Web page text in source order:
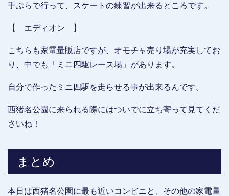
手ぶらで行って、スケートの練習が出来るところです。
【 エディオン 】
こちらも家電量販店ですが、オモチャ売り場が充実してお
り、中でも「ミニ四駆レース場」があります。
自分で作ったミニ四駆を走らせる事が出来るんです。
西猪名公園に来られる際にはついでに立ち寄って見てくだ
さいね！
まとめ
本日は西猪名公園に最も近いコンビニと、その他の家電量